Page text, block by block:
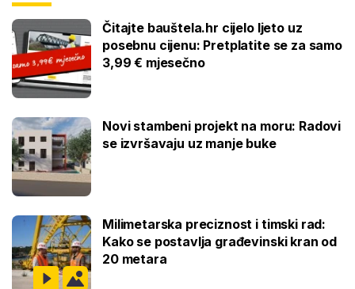
Čitajte bauštela.hr cijelo ljeto uz
posebnu cijenu: Pretplatite se za samo
3,99 € mjesečno
Novi stambeni projekt na moru: Radovi
se izvršavaju uz manje buke
Milimetarska preciznost i timski rad:
Kako se postavlja građevinski kran od
20 metara